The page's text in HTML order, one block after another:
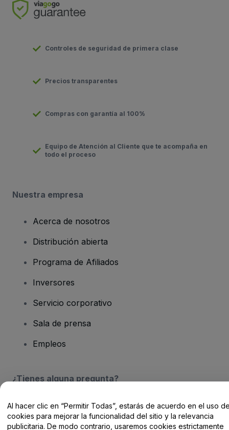
Controles de seguridad de primera clase
Precios transparentes
Compras con garantía al 100%
Equipo de Atención al Cliente que te acompaña en
todo el proceso
Nuestra empresa
Acerca de nosotros
Distribución abierta
Programa de Afiliados
Inversores
Servicio corporativo
Sala de prensa
Empleos
¿Tienes alguna pregunta?
Centro de Ayuda / Contacto
Al hacer clic en “Permitir Todas”, estarás de acuerdo en el uso
cookies para mejorar la funcionalidad del sitio y la relevancia
publicitaria. De modo contrario, usaremos cookies estrictamente